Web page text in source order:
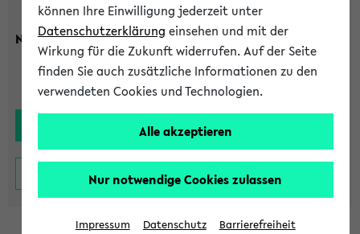
Nachname:
können Ihre Einwilligung jederzeit unter
Datenschutzerklärung einsehen und mit der
Wirkung für die Zukunft widerrufen. Auf der Seite
finden Sie auch zusätzliche Informationen zu den
verwendeten Cookies und Technologien.
Alle akzeptieren
Nur notwendige Cookies zulassen
Impressum Datenschutz Barrierefreiheit